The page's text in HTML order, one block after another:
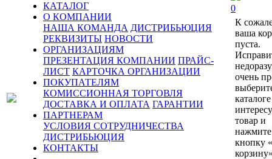
КАТАЛОГ
О КОМПАНИИ
НАША КОМАНДА ДИСТРИБЬЮЦИЯ
РЕКВИЗИТЫ НОВОСТИ
ОРГАНИЗАЦИЯМ
ПРЕЗЕНТАЦИЯ КОМПАНИИ ПРАЙС-
ЛИСТ КАРТОЧКА ОРГАНИЗАЦИИ
ПОКУПАТЕЛЯМ
КОМИССИОННАЯ ТОРГОВЛЯ
ДОСТАВКА И ОПЛАТА ГАРАНТИИ
ПАРТНЕРАМ
УСЛОВИЯ СОТРУДНИЧЕСТВА
ДИСТРИБЬЮЦИЯ
КОНТАКТЫ
0
К
ваша
пуста.
очень
каталоге
товар и
нажмите
кнопку